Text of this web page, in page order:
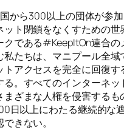
から300以上の団体が参
ット閉鎖をなくすための世
クである#KeepItOn連合の
私たちは、マニプール全域
トアクセスを完全に回復す
る。すべてのインターネッ
まざまな人権を侵害するも
日以上にわたる継続的な
きない。